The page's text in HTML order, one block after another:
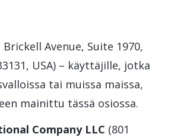
Brickell Avenue, Suite 1970,
USA) – käyttäjille, jotka
tai muissa maissa,
mainittu tässä osiossa.
Company LLC (801